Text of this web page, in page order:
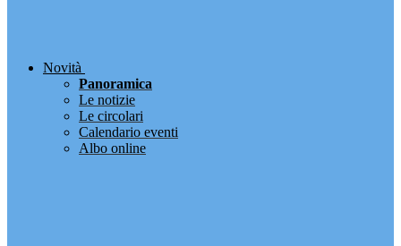
Novità
Panoramica
Le notizie
Le circolari
Calendario eventi
Albo online